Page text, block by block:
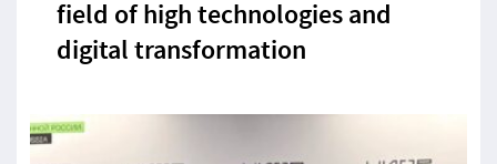
field of high technologies and
digital transformation